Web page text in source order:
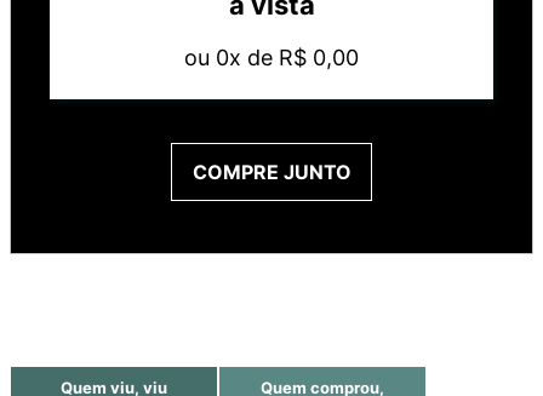
ou 0x de R$ 0,00
COMPRE JUNTO
Quem viu, viu
Quem comprou,